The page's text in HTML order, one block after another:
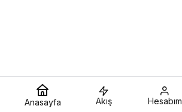
Anasayfa Akış Hesabım